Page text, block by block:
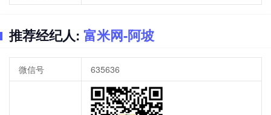
推荐经纪人: 富米网-阿坡
微信号 635636